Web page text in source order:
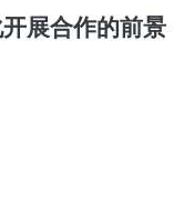
展合作的前景